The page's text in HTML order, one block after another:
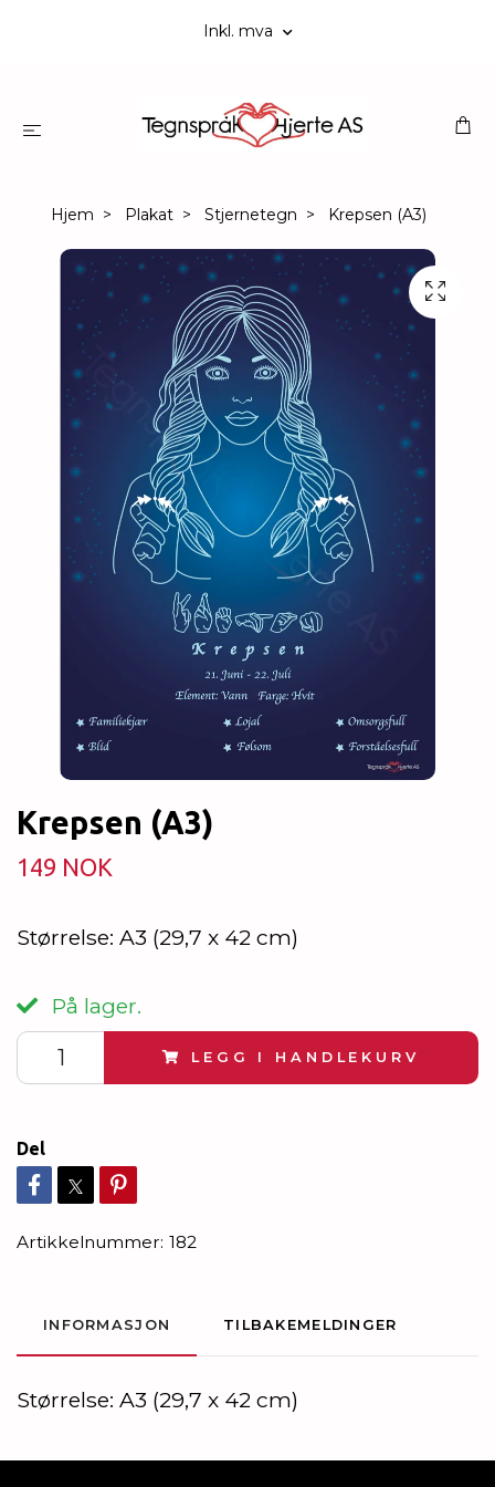
Inkl. mva
Hjem Plakat Stjernetegn Krepsen (A3)
Krepsen (A3)
149 NOK
Størrelse: A3 (29,7 x 42 cm)
På lager.
LEGG I HANDLEKURV
Del
Artikkelnummer: 182
INFORMASJON TILBAKEMELDINGER
Størrelse: A3 (29,7 x 42 cm)